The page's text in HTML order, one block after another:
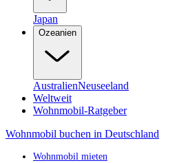
Japan
Ozeanien
AustralienNeuseeland
Weltweit
Wohnmobil-Ratgeber
Wohnmobil buchen in Deutschland
Wohnmobil mieten